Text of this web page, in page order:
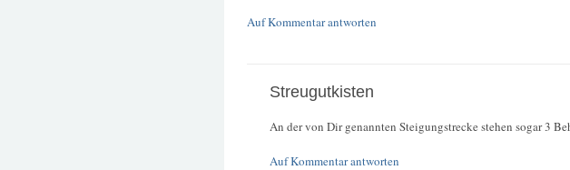
Auf Kommentar antworten
Streugutkisten
An der von Dir genannten Steigungstrecke stehen sogar 3
Auf Kommentar antworten